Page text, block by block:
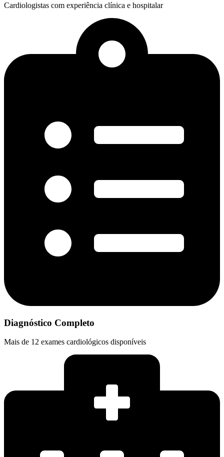
Cardiologistas com experiência clínica e hospitalar
Diagnóstico Completo
Mais de 12 exames cardiológicos disponíveis